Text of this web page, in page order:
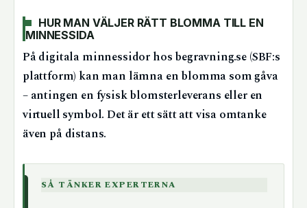
HUR MAN VÄLJER RÄTT BLOMMA TILL EN
MINNESSIDA
På digitala minnessidor hos begravning.se (SBF:s
plattform) kan man lämna en blomma som gåva
– antingen en fysisk blomsterleverans eller en
virtuell symbol. Det är ett sätt att visa omtanke
även på distans.
SÅ TÄNKER EXPERTERNA